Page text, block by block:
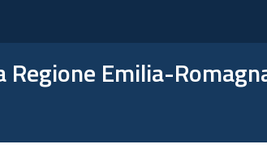
Emilia-